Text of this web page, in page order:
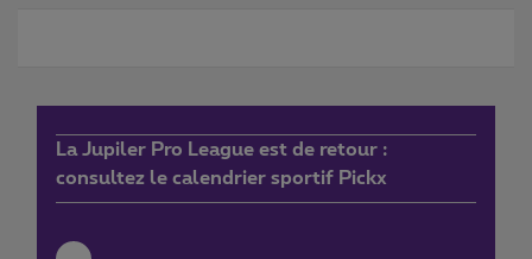
La Jupiler Pro League est de retour :
consultez le calendrier sportif Pickx